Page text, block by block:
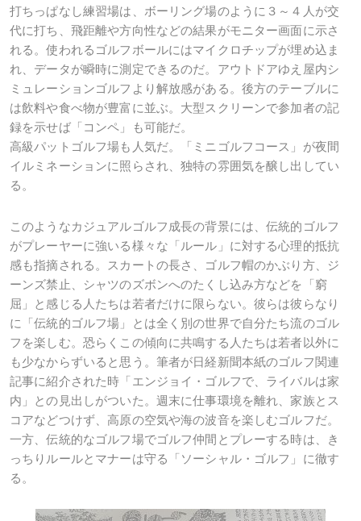
打ちっぱなし練習場は、ボーリング場のように３～４人が交
代に打ち、飛距離や方向性などの結果がモニター画面に示さ
れる。使われるゴルフボールにはマイクロチップが埋め込ま
れ、データが瞬時に測定できるのだ。アウトドアゆえ屋内シ
ミュレーションゴルフより解放感がある。後方のテーブルに
は飲料や食べ物が豊富に並ぶ。大型スクリーンで参加者の記
録を示せば「コンペ」も可能だ。
高級パットゴルフ場も人気だ。「ミニゴルフコース」が夜間
イルミネーションに照らされ、独特の雰囲気を醸し出してい
る。
このようなカジュアルゴルフ成長の背景には、伝統的ゴルフ
がプレーヤーに強いる様々な「ルール」に対する心理的抵抗
感も指摘される。スカートの長さ、ゴルフ帽のかぶり方、ジ
ーンズ禁止、シャツのズボンへのたくし込み方などを「窮
屈」と感じる人たちは若者だけに限らない。彼らは彼らなり
に「伝統的ゴルフ場」とは全く別の世界で自分たち流のゴル
フを楽しむ。恐らくこの傾向に共鳴する人たちは若者以外に
も少なからずいると思う。筆者が日経新聞本紙のゴルフ関連
記事に紹介された時「エンジョイ・ゴルフで、ライバルは家
内」との見出しがついた。週末に仕事環境を離れ、家族とス
コアなどつけず、高原の空気や海の波音を楽しむゴルフだ。
一方、伝統的なゴルフ場でゴルフ仲間とプレーする時は、き
っちりルールとマナーは守る「ソーシャル・ゴルフ」に徹す
る。